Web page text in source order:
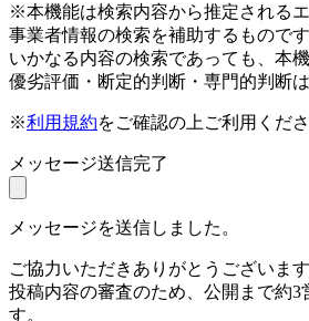
※本機能は検索内容から推定される
事業者情報の検索を補助するものです
いかなる内容の検索であっても、本
優劣評価・断定的判断・専門的判断は
※利用規約をご確認の上ご利用くだ
メッセージ送信完了
メッセージを送信しました。
ご協力いただきありがとうございます
投稿内容の審査のため、公開まで約3
す。